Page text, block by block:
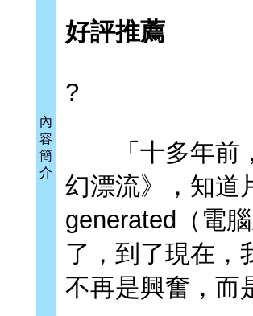
內
容
簡
介
好評推薦
?
「十多年前，
幻漂流》，知道
generated（電
了，到了現在，
不再是興奮，